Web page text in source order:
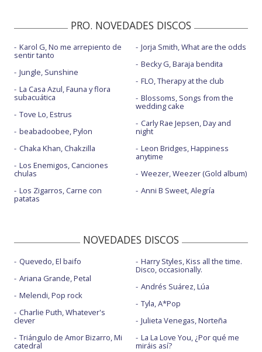
PRO. NOVEDADES DISCOS
Karol G, No me arrepiento de
sentir tanto
Jungle, Sunshine
La Casa Azul, Fauna y flora
subacuática
Tove Lo, Estrus
beabadoobee, Pylon
Chaka Khan, Chakzilla
Los Enemigos, Canciones
chulas
Los Zigarros, Carne con
patatas
Jorja Smith, What are the odds
Becky G, Baraja bendita
FLO, Therapy at the club
Blossoms, Songs from the
wedding cake
Carly Rae Jepsen, Day and
night
Leon Bridges, Happiness
anytime
Weezer, Weezer (Gold album)
Anni B Sweet, Alegría
NOVEDADES DISCOS
Quevedo, El baifo
Ariana Grande, Petal
Melendi, Pop rock
Charlie Puth, Whatever's
clever
Triángulo de Amor Bizarro, Mi
catedral
Harry Styles, Kiss all the time.
Disco, occasionally.
Andrés Suárez, Lúa
Tyla, A*Pop
Julieta Venegas, Norteña
La La Love You, ¿Por qué me
miráis así?